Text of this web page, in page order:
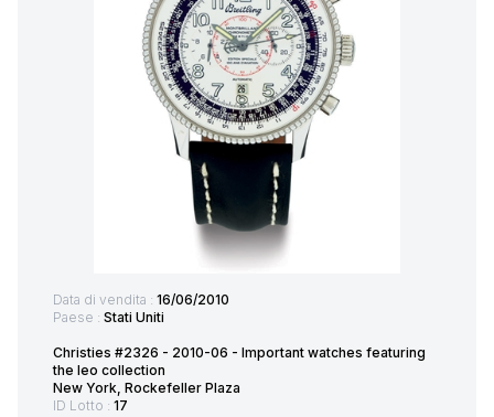
Data di vendita : 16/06/2010
Paese : Stati Uniti
Christies #2326 - 2010-06 - Important watches featuring
the leo collection
New York, Rockefeller Plaza
ID Lotto : 17